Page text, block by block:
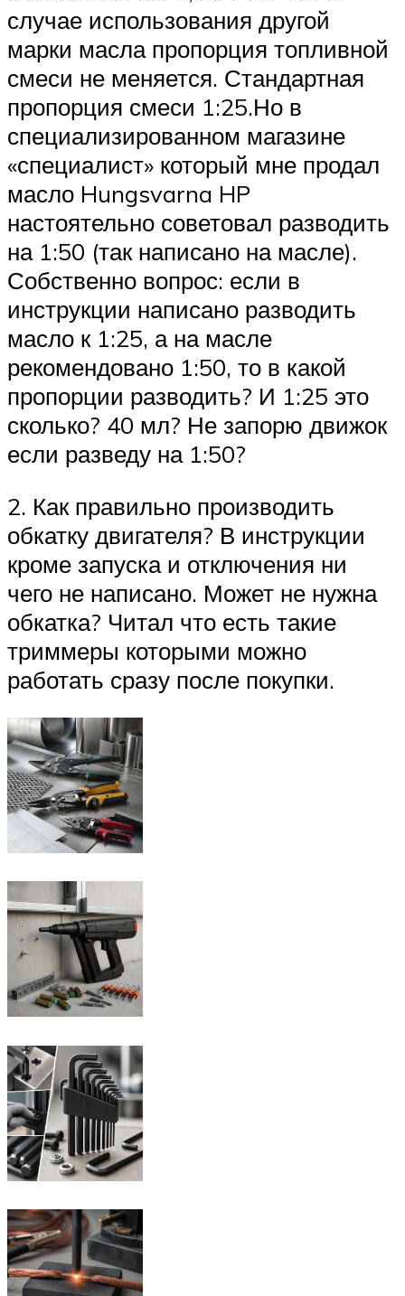
случае использования другой
марки масла пропорция топливной
смеси не меняется. Стандартная
пропорция смеси 1:25.Но в
специализированном магазине
«специалист» который мне продал
масло Hungsvarna HP
настоятельно советовал разводить
на 1:50 (так написано на масле).
Собственно вопрос: если в
инструкции написано разводить
масло к 1:25, а на масле
рекомендовано 1:50, то в какой
пропорции разводить? И 1:25 это
сколько? 40 мл? Не запорю движок
если разведу на 1:50?
2. Как правильно производить
обкатку двигателя? В инструкции
кроме запуска и отключения ни
чего не написано. Может не нужна
обкатка? Читал что есть такие
триммеры которыми можно
работать сразу после покупки.